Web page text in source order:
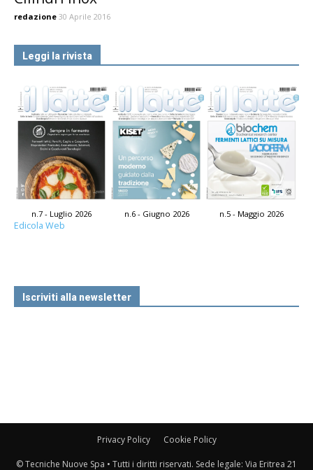
redazione 30 Aprile 2016
Leggi la rivista
n.7 - Luglio 2026 n.6 - Giugno 2026 n.5 - Maggio 2026
Edicola Web
Iscriviti alla newsletter
Privacy Policy Cookie Policy
© Tecniche Nuove Spa • Tutti i diritti riservati. Sede legale: Via Eritrea 21